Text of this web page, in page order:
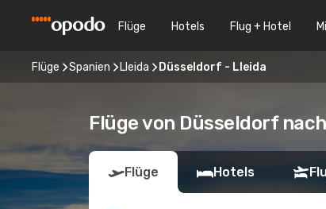
Flüge Hotels Flug + Hotel
Flüge Spanien Lleida Düsseldorf - Lleida
Flüge von Düsseldorf
Flüge Hotels